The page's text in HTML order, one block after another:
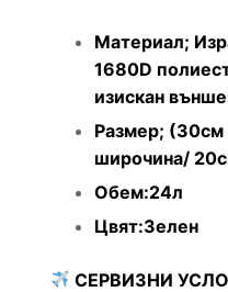
Материал;
1680D
изискан
Размер; (30см
широчина/
Обем:24л
Цвят:Зелен
СЕРВИЗНИ